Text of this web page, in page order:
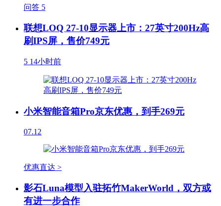
问答 5
联想LOQ 27-10显示器上市：27英寸200Hz高
刷IPS屏，售价749元
5 14小时前
小米智能音箱Pro京东优惠，到手269元
07.12
优惠直达 >
影石Luna模型入驻拓竹MakerWorld，双方或
有进一步合作